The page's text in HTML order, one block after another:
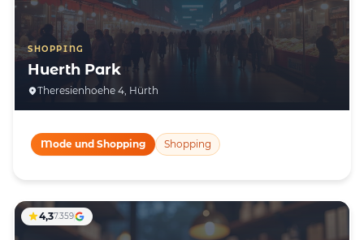
SHOPPING
Huerth Park
Theresienhoehe 4, Hürth
Mode und Shopping Shopping
4,37.359